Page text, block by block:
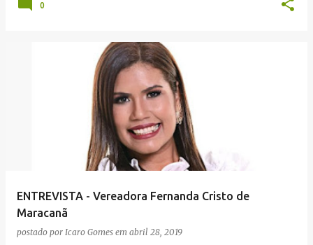
0
ENTREVISTA - Vereadora Fernanda Cristo de
Maracanã
postado por Icaro Gomes em abril 28, 2019